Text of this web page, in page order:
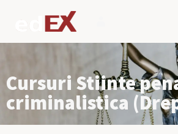
Cursuri Stiinte
criminalistica